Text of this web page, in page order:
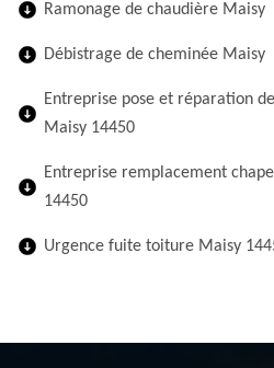
Ramonage de chaudière Maisy
Débistrage de cheminée Maisy
Entreprise pose et réparation
Maisy 14450
Entreprise remplacement
14450
Urgence fuite toiture Maisy